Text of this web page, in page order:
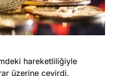
hareketliliğiyle
üzerine çevirdi.